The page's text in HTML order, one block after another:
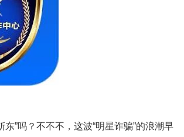
东”吗？不不不，这波“明星诈骗”的浪潮早